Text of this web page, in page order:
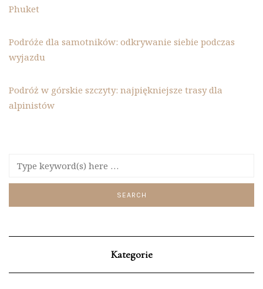
Phuket
Podróże dla samotników: odkrywanie siebie podczas
wyjazdu
Podróż w górskie szczyty: najpiękniejsze trasy dla
alpinistów
Kategorie